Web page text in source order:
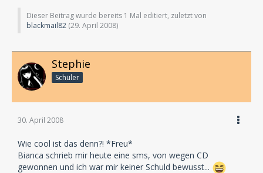
Dieser Beitrag wurde bereits 1 Mal editiert, zuletzt von
blackmail82 (29. April 2008)
Stephie
Schüler
30. April 2008
Wie cool ist das denn?! *Freu*
Bianca schrieb mir heute eine sms, von wegen CD
gewonnen und ich war mir keiner Schuld bewusst...